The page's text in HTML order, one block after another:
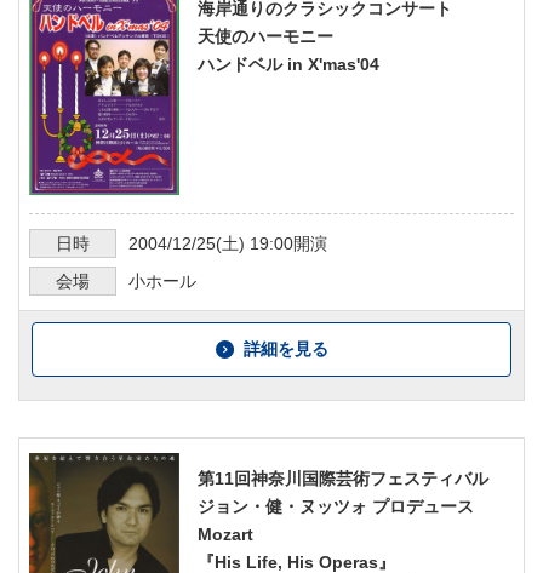
海岸通りのクラシックコンサート
天使のハーモニー
ハンドベル in X'mas'04
日時 2004/12/25(土) 19:00開演
会場
小ホール
詳細を見る
第11回神奈川国際芸術フェスティバル
ジョン・健・ヌッツォ プロデュース
Mozart
『His Life, His Operas』